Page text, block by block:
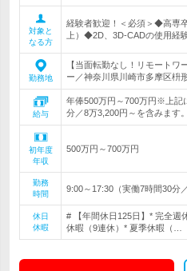
対象と
なる方
経験者歓迎！＜必須＞◆高専
上）◆2D、3D-CADの使用経
勤務地
【当面転勤なし！リモートワ
ー／神奈川県川崎市多摩区枡
給与
年俸500万円～700万円※上記
分／8万3,200円～を含みます
初年度
年収
500万円～700万円
勤務
時間
9:00～17:30（実働7時間30分
休日
休暇
# 【年間休日125日】* 完全週
休暇（9連休）* 夏季休暇（…